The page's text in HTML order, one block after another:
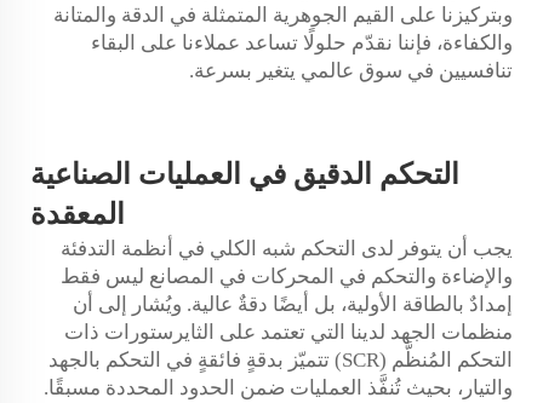
وبتركيزنا على القيم الجوهرية المتمثلة في الدقة والمتانة
والكفاءة، فإننا نقدّم حلولًا تساعد عملاءنا على البقاء
تنافسيين في سوق عالمي يتغير بسرعة.
التحكم الدقيق في العمليات الصناعية
المعقدة
يجب أن يتوفر لدى التحكم شبه الكلي في أنظمة التدفئة
والإضاءة والتحكم في المحركات في المصانع ليس فقط
إمدادٌ بالطاقة الأولية، بل أيضًا دقةٌ عالية. ويُشار إلى أن
منظمات الجهد لدينا التي تعتمد على الثايرستورات ذات
التحكم المُنظَّم (SCR) تتميّز بدقةٍ فائقةٍ في التحكم بالجهد
والتيار، بحيث تُنفَّذ العمليات ضمن الحدود المحددة مسبقًا.